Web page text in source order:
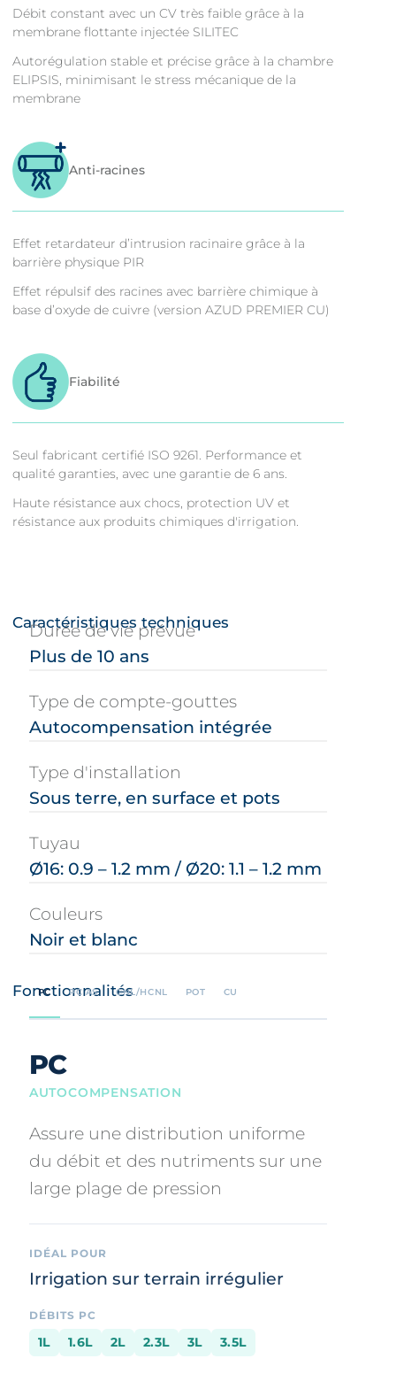
Débit constant avec un CV très faible grâce à la
membrane flottante injectée SILITEC
Autorégulation stable et précise grâce à la chambre
ELIPSIS, minimisant le stress mécanique de la
membrane
Anti-racines
Effet retardateur d’intrusion racinaire grâce à la
barrière physique PIR
Effet répulsif des racines avec barrière chimique à
base d’oxyde de cuivre (version AZUD PREMIER CU)
Fiabilité
Seul fabricant certifié ISO 9261. Performance et
qualité garanties, avec une garantie de 6 ans.
Haute résistance aux chocs, protection UV et
résistance aux produits chimiques d'irrigation.
Caractéristiques techniques
Durée de vie prévue
Plus de 10 ans
Type de compte-gouttes
Autocompensation intégrée
Type d'installation
Sous terre, en surface et pots
Tuyau
Ø16: 0.9 – 1.2 mm / Ø20: 1.1 – 1.2 mm
Couleurs
Noir et blanc
Fonctionnalités
PC PC AS CNL/HCNL POT CU
PC
AUTOCOMPENSATION
Assure une distribution uniforme
du débit et des nutriments sur une
large plage de pression
IDÉAL POUR
Irrigation sur terrain irrégulier
DÉBITS PC
1L 1.6L 2L 2.3L 3L 3.5L